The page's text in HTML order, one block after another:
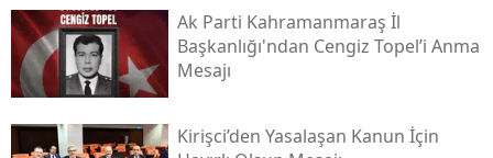
Ak Parti Kahramanmaraş İl
Başkanlığı'ndan Cengiz Topel’i Anma
Mesajı
Kirişci’den Yasalaşan Kanun İçin